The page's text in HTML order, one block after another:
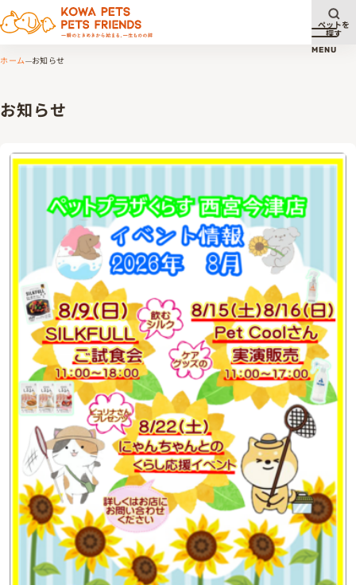
メニ
MENU
ペットを
探す
ホーム お知らせ
お知らせ